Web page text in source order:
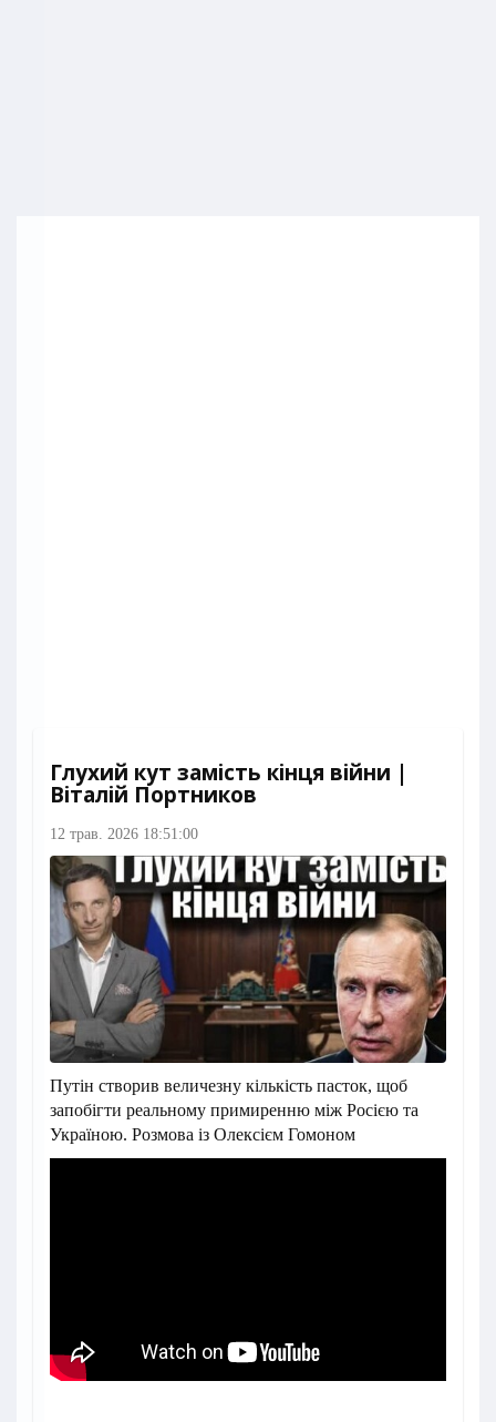
Глухий кут замість кінця війни |
Віталій Портников
12 трав. 2026 18:51:00
Путін створив величезну кількість пасток, щоб
запобігти реальному примиренню між Росією та
Україною. Розмова із Олексієм Гомоном